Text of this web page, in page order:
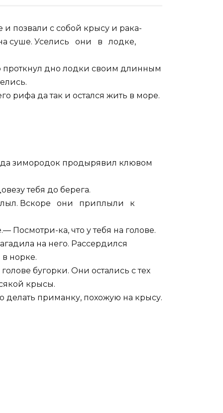
позвали с собой крысу и рака-
суше. Уселись они в лодке,
проткнул дно лодки своим длинным
рифа да так и остался жить в море.
зимородок продырявил клювом
тебя до берега.
Вскоре они приплыли к
ка, что у тебя на голове.
на него. Рассердился
в норке.
бугорки. Они остались с тех
крысы.
делать приманку, похожую на крысу.